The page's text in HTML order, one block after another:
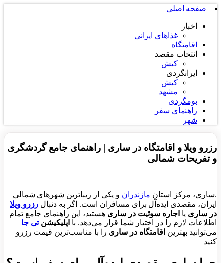
صفحه اصلی
اخبار
غذاهای ایرانی
اقامتگاه
انتخاب مقصد
کیش
ایرانگردی
کیش
مشهد
بومگردی
راهنمای سفر
شهر
رزرو ویلا و اقامتگاه در ساری | راهنمای جامع گردشگری
و تفریحات شمالی
.ساری، مرکز استان مازندران و یکی از زیباترین شهرهای شمالی
ایران، مقصدی ایده‌آل برای مسافران است. اگر به دنبال رزرو ویلا
در ساری یا اجاره سوئیت در ساری هستید، این راهنمای جامع تمام
اطلاعات لازم را در اختیار شما قرار می‌دهد. با اپلیکیشنتی جا
می‌توانید بهترین اقامتگاه در ساری را با مناسب‌ترین قیمت رزرو
کنید